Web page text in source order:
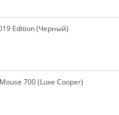
Edition (черный)
700 (Luxe Cooper)